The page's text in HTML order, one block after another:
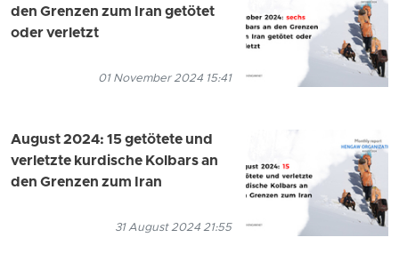
den Grenzen zum Iran getötet
oder verletzt
01 November 2024 15:41
August 2024: 15 getötete und
verletzte kurdische Kolbars an
den Grenzen zum Iran
31 August 2024 21:55